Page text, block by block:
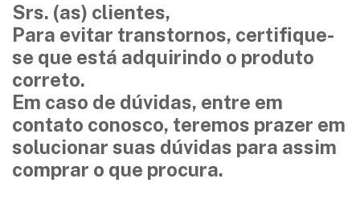
Srs. (as) clientes,
Para evitar transtornos, certifique-
se que está adquirindo o produto
correto.
Em caso de dúvidas, entre em
contato conosco, teremos prazer em
solucionar suas dúvidas para assim
comprar o que procura.